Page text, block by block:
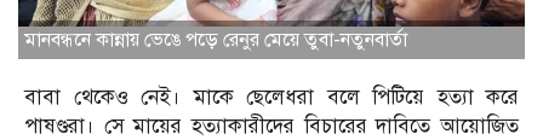
মানবন্ধনে কান্নায় ভেঙে পড়ে রেনুর মেয়ে তুবা-নতুনবার্তা
বাবা থেকেও নেই। মাকে ছেলেধরা বলে পিটিয়ে হত্যা করে
পাষণ্ডরা। সে মায়ের হত্যাকারীদের বিচারের দাবিতে আয়োজিত